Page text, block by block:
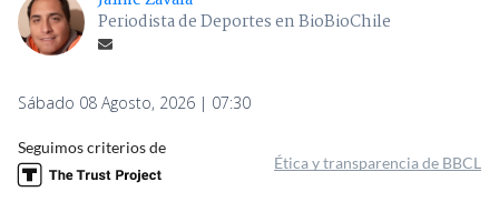
Periodista de Deportes en BioBioChile
Sábado 08 Agosto, 2026 | 07:30
Seguimos criterios de
Ética y transparencia de BBCL